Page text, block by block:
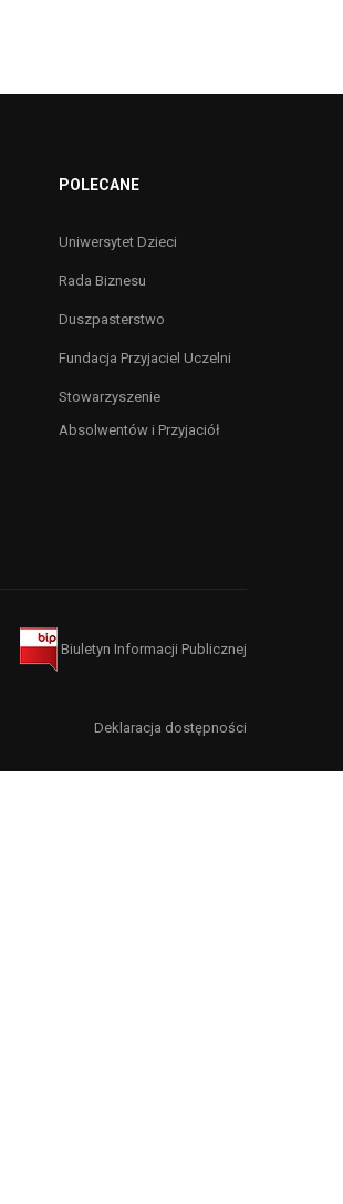
POLECANE
Uniwersytet Dzieci
Rada Biznesu
Duszpasterstwo
Fundacja Przyjaciel Uczelni
Stowarzyszenie
Absolwentów i Przyjaciół
Biuletyn Informacji Publicznej
Deklaracja dostępności